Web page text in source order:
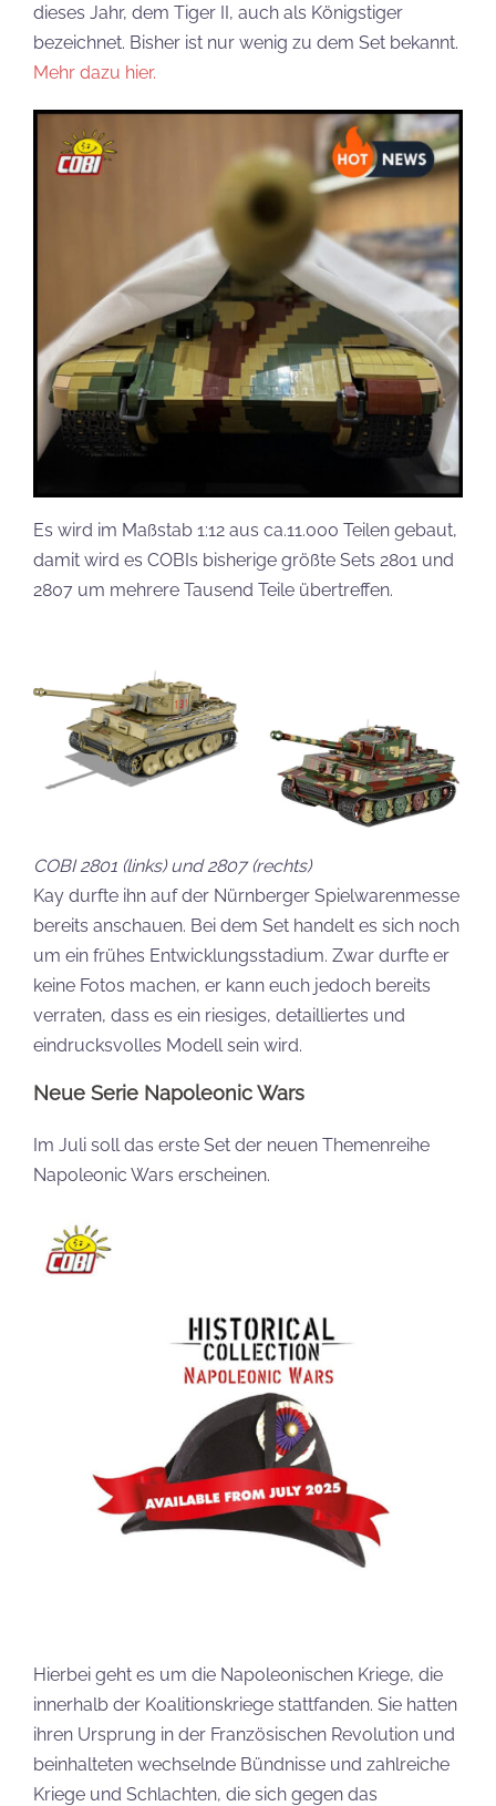
dieses Jahr, dem Tiger II, auch als Königstiger
bezeichnet. Bisher ist nur wenig zu dem Set bekannt.
Mehr dazu hier.
Es wird im Maßstab 1:12 aus ca.11.000 Teilen gebaut,
damit wird es COBIs bisherige größte Sets 2801 und
2807 um mehrere Tausend Teile übertreffen.
COBI 2801 (links) und 2807 (rechts)
Kay durfte ihn auf der Nürnberger Spielwarenmesse
bereits anschauen. Bei dem Set handelt es sich noch
um ein frühes Entwicklungsstadium. Zwar durfte er
keine Fotos machen, er kann euch jedoch bereits
verraten, dass es ein riesiges, detailliertes und
eindrucksvolles Modell sein wird.
Neue Serie Napoleonic Wars
Im Juli soll das erste Set der neuen Themenreihe
Napoleonic Wars erscheinen.
Hierbei geht es um die Napoleonischen Kriege, die
innerhalb der Koalitionskriege stattfanden. Sie hatten
ihren Ursprung in der Französischen Revolution und
beinhalteten wechselnde Bündnisse und zahlreiche
Kriege und Schlachten, die sich gegen das